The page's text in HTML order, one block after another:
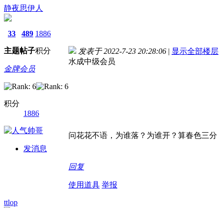
静夜思伊人
33
主题
489
帖子
1886
积分
金牌会员
积分
1886
发消息
发表于 2022-7-23 20:28:06 | 显示全部楼层
水成中级会员
问花花不语，为谁落？为谁开？算春色三
回复
使用道具 举报
ttlop